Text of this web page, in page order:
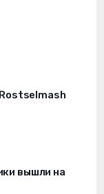
вышли на